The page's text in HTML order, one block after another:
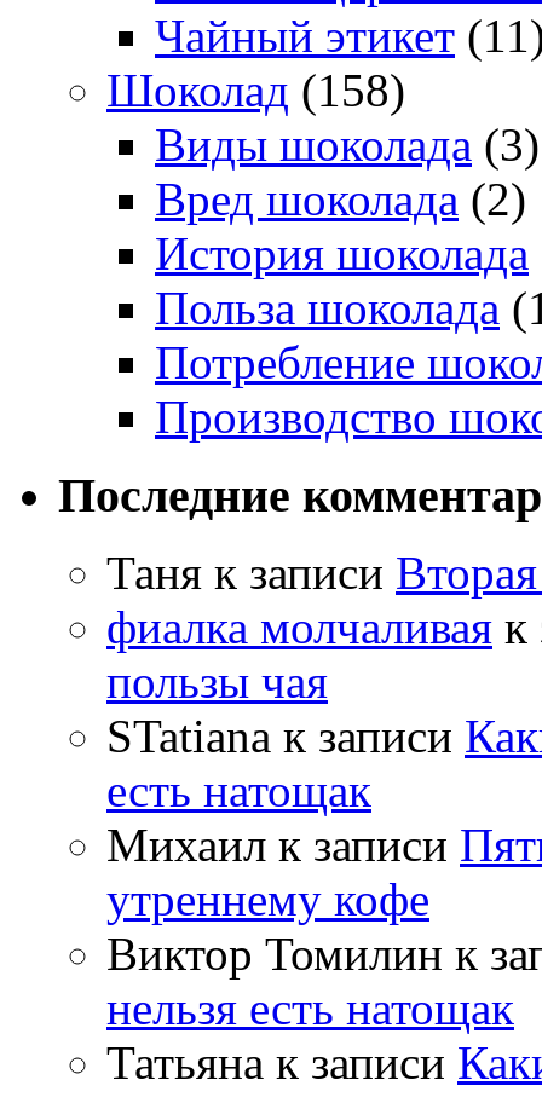
Чайный этикет
Шоколад (158)
Виды шоколада (3)
Вред шоколада (2)
История шоколада
Польза шоколада
Потребление
Производство
Последние
Таня к записи
фиалка молчаливая к
пользы чая
STatiana к записи
есть натощак
Михаил к записи
утреннему кофе
Виктор Томилин к
нельзя есть натощак
Татьяна к записи